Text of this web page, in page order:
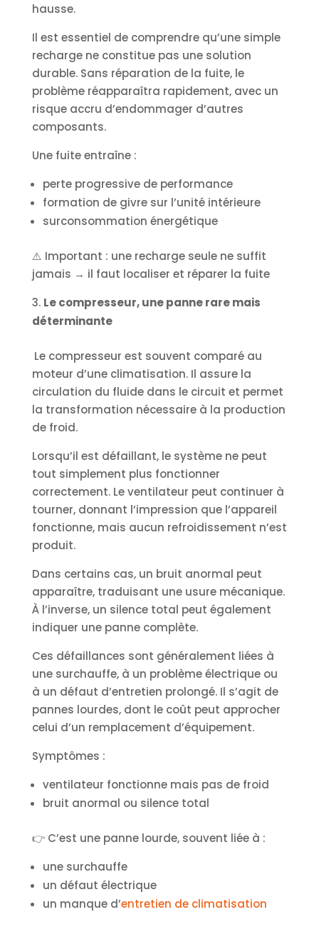
hausse.
Il est essentiel de comprendre qu’une simple
recharge ne constitue pas une solution
durable. Sans réparation de la fuite, le
problème réapparaîtra rapidement, avec un
risque accru d’endommager d’autres
composants.
Une fuite entraîne :
perte progressive de performance
formation de givre sur l’unité intérieure
surconsommation énergétique
⚠️ Important : une recharge seule ne suffit
jamais → il faut localiser et réparer la fuite
Le compresseur, une panne rare mais
déterminante
Le compresseur est souvent comparé au
moteur d’une climatisation. Il assure la
circulation du fluide dans le circuit et permet
la transformation nécessaire à la production
de froid.
Lorsqu’il est défaillant, le système ne peut
tout simplement plus fonctionner
correctement. Le ventilateur peut continuer à
tourner, donnant l’impression que l’appareil
fonctionne, mais aucun refroidissement n’est
produit.
Dans certains cas, un bruit anormal peut
apparaître, traduisant une usure mécanique.
À l’inverse, un silence total peut également
indiquer une panne complète.
Ces défaillances sont généralement liées à
une surchauffe, à un problème électrique ou
à un défaut d’entretien prolongé. Il s’agit de
pannes lourdes, dont le coût peut approcher
celui d’un remplacement d’équipement.
Symptômes :
ventilateur fonctionne mais pas de froid
bruit anormal ou silence total
👉 C’est une panne lourde, souvent liée à :
une surchauffe
un défaut électrique
un manque d’entretien de climatisation